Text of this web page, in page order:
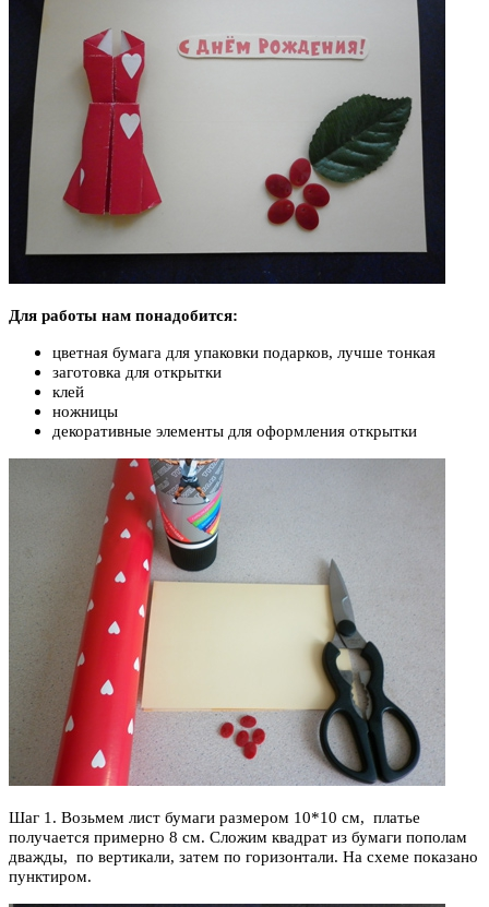
Для работы нам понадобится:
цветная бумага для упаковки подарков, лучше тонкая
заготовка для открытки
клей
ножницы
декоративные элементы для оформления открытки
Шаг 1. Возьмем лист бумаги размером 10*10 см, платье
получается примерно 8 см. Сложим квадрат из бумаги пополам
дважды, по вертикали, затем по горизонтали. На схеме показано
пунктиром.